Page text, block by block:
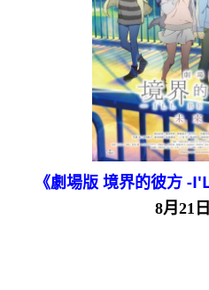
《劇場版 境界的彼方 -
8月21